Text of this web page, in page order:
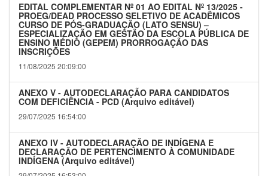
EDITAL COMPLEMENTAR Nº 01 AO EDITAL Nº 13/2025 -
PROEG/DEAD PROCESSO SELETIVO DE ACADÊMICOS
CURSO DE PÓS-GRADUAÇÃO (LATO SENSU) –
ESPECIALIZAÇÃO EM GESTÃO DA ESCOLA PÚBLICA DE
ENSINO MÉDIO (GEPEM) PRORROGAÇÃO DAS
INSCRIÇÕES
11/08/2025 20:09:00
ANEXO V - AUTODECLARAÇÃO PARA CANDIDATOS
COM DEFICIÊNCIA - PCD (Arquivo editável)
29/07/2025 16:54:00
ANEXO IV - AUTODECLARAÇÃO DE INDÍGENA E
DECLARAÇÃO DE PERTENCIMENTO À COMUNIDADE
INDÍGENA (Arquivo editável)